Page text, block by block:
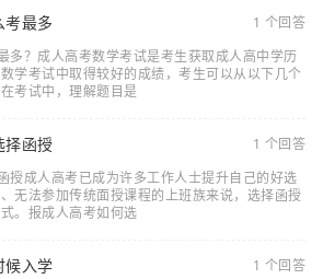
考最多
1 个回答
多？成人高考数学考试是考生获取成人高中学历
学考试中取得较好的成绩，考生可以从以下几个
考试中，理解题目是
择函授
1 个回答
授成人高考已成为许多工作人士提升自己的好选
无法参加传统面授课程的上班族来说，选择函授
。报成人高考如何选
候入学
1 个回答